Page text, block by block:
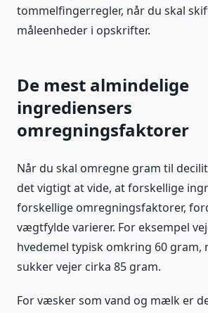
tommelfingerregler, når du skal
måleenheder i opskrifter.
De mest almindelige
ingrediensers
omregningsfaktorer
Når du skal omregne gram til
det vigtigt at vide, at forskellige
forskellige omregningsfaktorer,
vægtfylde varierer. For eksempel
hvedemel typisk omkring 60 gram,
sukker vejer cirka 85 gram.
For væsker som vand og mælk er